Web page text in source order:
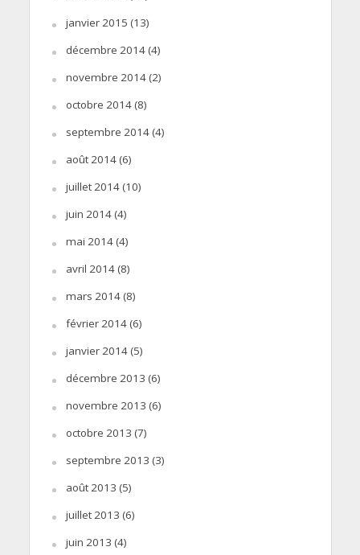
janvier 2015 (13)
décembre 2014(4)
novembre 2014(2)
octobre 2014(8)
septembre 2014(4)
août 2014(6)
juillet 2014(10)
juin 2014(4)
mai 2014(4)
avril 2014(8)
mars 2014(8)
février 2014(6)
janvier 2014(5)
décembre 2013 (6)
novembre 2013 (6)
octobre 2013 (7)
septembre 2013 (3)
août 2013 (5)
juillet 2013 (6)
juin 2013 (4)